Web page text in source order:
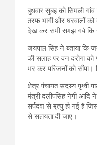
बुधवार सुबह को सिमली
तरफ भागी और घरवालों
देख कर सभी समझ गये कि
जयपाल सिंह ने बताया कि
की सलाह पर वन दरोगा
भर कर परिजनों को सौंपा।
क्षेत्र पंचायत सदस्य पृथ्वी
मंत्री दलीपसिंह नेगी आदि
सर्पदंश से मृत्यु हो गई है
से सहायता दी जाए।